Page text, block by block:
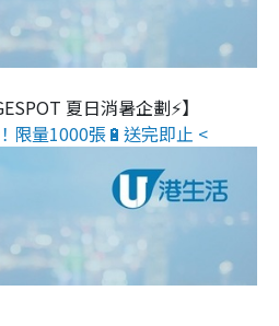
夏日消暑企劃⚡】
限量1000張🔋送完即止 <